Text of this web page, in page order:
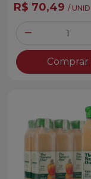
R$ 70,49 / UNID
Diminuir
Quantidade
Comprar